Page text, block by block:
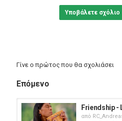
Υποβάλετε σχόλιο
Γίνε ο πρώτος που θα σχολιάσει
Επόμενο
Friendship -
από